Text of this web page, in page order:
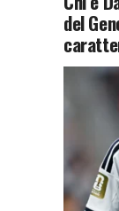
del